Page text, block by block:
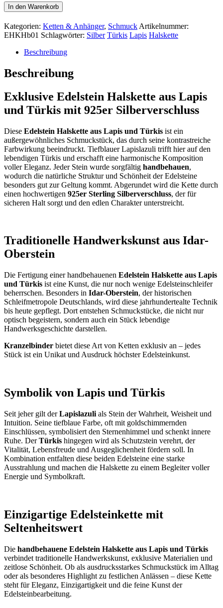
Edelstein
Halskette
-
handbehauen
In den Warenkorb
Kategorien: Ketten & Anhänger, Schmuck Artikelnummer:
EHKHb01 Schlagwörter: Silber Türkis Lapis Halskette
Beschreibung
Beschreibung
Exklusive Edelstein Halskette aus Lapis
und Türkis mit 925er Silberverschluss
Diese Edelstein Halskette aus Lapis und Türkis ist ein
außergewöhnliches Schmuckstück, das durch seine kontrastreiche
Farbwirkung beeindruckt. Tiefblauer Lapislazuli trifft hier auf den
lebendigen Türkis und erschafft eine harmonische Komposition
voller Eleganz. Jeder Stein wurde sorgfältig handbehauen,
wodurch die natürliche Struktur und Schönheit der Edelsteine
besonders gut zur Geltung kommt. Abgerundet wird die Kette durch
einen hochwertigen 925er Sterling Silberverschluss, der für
sicheren Halt sorgt und den edlen Charakter unterstreicht.
Traditionelle Handwerkskunst aus Idar-
Oberstein
Die Fertigung einer handbehauenen Edelstein Halskette aus Lapis
und Türkis ist eine Kunst, die nur noch wenige Edelsteinschleifer
beherrschen. Besonders in Idar-Oberstein, der historischen
Schleifmetropole Deutschlands, wird diese jahrhundertealte Technik
bis heute gepflegt. Dort entstehen Schmuckstücke, die nicht nur
optisch begeistern, sondern auch ein Stück lebendige
Handwerksgeschichte darstellen.
Kranzelbinder bietet diese Art von Ketten exklusiv an – jedes
Stück ist ein Unikat und Ausdruck höchster Edelsteinkunst.
Symbolik von Lapis und Türkis
Seit jeher gilt derLapislazuli als Stein der Wahrheit, Weisheit und
Intuition. Seine tiefblaue Farbe, oft mit goldschimmernden
Einschlüssen, symbolisiert den Sternenhimmel und schenkt innere
Ruhe. DerTürkis hingegen wird als Schutzstein verehrt, der
Vitalität, Lebensfreude und Ausgeglichenheit fördern soll. In
Kombination entfalten diese beiden Edelsteine eine starke
Ausstrahlung und machen die Halskette zu einem Begleiter voller
Energie und Symbolkraft.
Einzigartige Edelsteinkette mit
Seltenheitswert
Die handbehauene Edelstein Halskette aus Lapis und Türkis
verbindet traditionelle Handwerkskunst, exklusive Materialien und
zeitlose Schönheit. Ob als ausdrucksstarkes Schmuckstück im Alltag
oder als besonderes Highlight zu festlichen Anlässen – diese Kette
steht für Eleganz, Einzigartigkeit und die feine Kunst der
Edelsteinbearbeitung.